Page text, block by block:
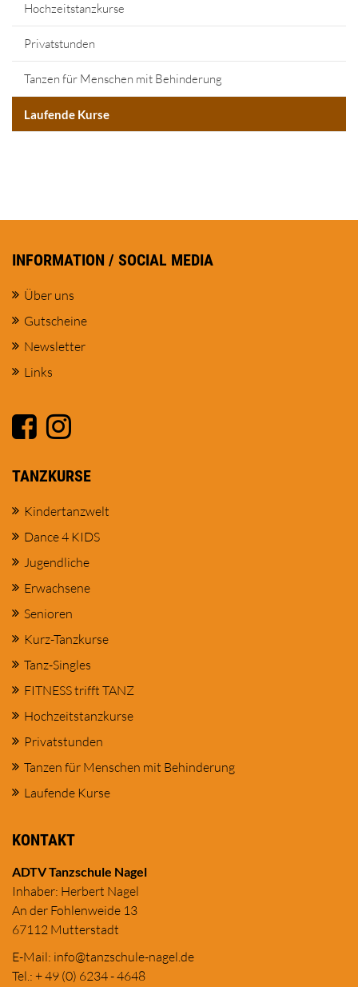
Hochzeitstanzkurse
Privatstunden
Tanzen für Menschen mit Behinderung
Laufende Kurse
INFORMATION / SOCIAL MEDIA
Über uns
Gutscheine
Newsletter
Links
TANZKURSE
Kindertanzwelt
Dance 4 KIDS
Jugendliche
Erwachsene
Senioren
Kurz-Tanzkurse
Tanz-Singles
FITNESS trifft TANZ
Hochzeitstanzkurse
Privatstunden
Tanzen für Menschen mit Behinderung
Laufende Kurse
KONTAKT
ADTV Tanzschule Nagel
Inhaber: Herbert Nagel
An der Fohlenweide 13
67112 Mutterstadt
E-Mail: info@tanzschule-nagel.de
Tel.: + 49 (0) 6234 - 4648